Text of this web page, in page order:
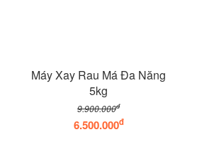
Máy Xay Rau Má Đa Năng
5kg
9.900.000đ
6.500.000đ